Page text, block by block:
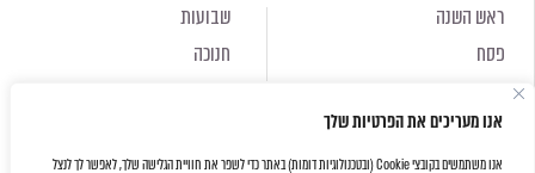
אנו מעריכים את הפרטיות שלך
אנו משתמשים בקובצי Cookie (ובטכנולוגיות דומות) באתר כדי לשפר את חוויית הגלישה שלך, לאפשר לך לנצל
ראש השנה
פסח
שבועות
חנוכה
ראש השנה